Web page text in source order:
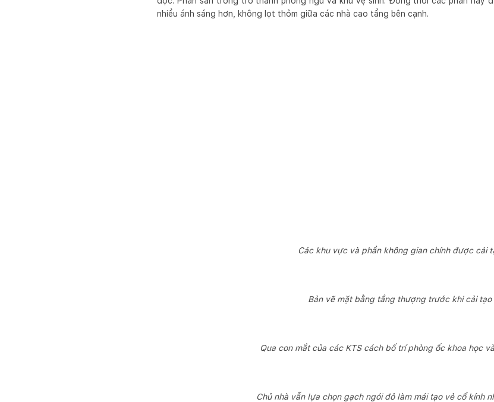
nhiều ánh sáng hơn, không lọt thỏm giữa các nhà cao tầng bên cạnh.
Các khu vực và phần không gian chính được cải
Bản vẽ mặt bằng tầng thượng trước khi cải tạo
Qua con mắt của các KTS cách bố trí phòng ốc khoa học
Chủ nhà vẫn lựa chọn gạch ngói đỏ làm mái tạo vẻ cổ kính